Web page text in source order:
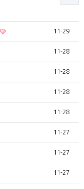
11-29
11-28
11-28
11-28
11-28
11-27
11-27
11-27